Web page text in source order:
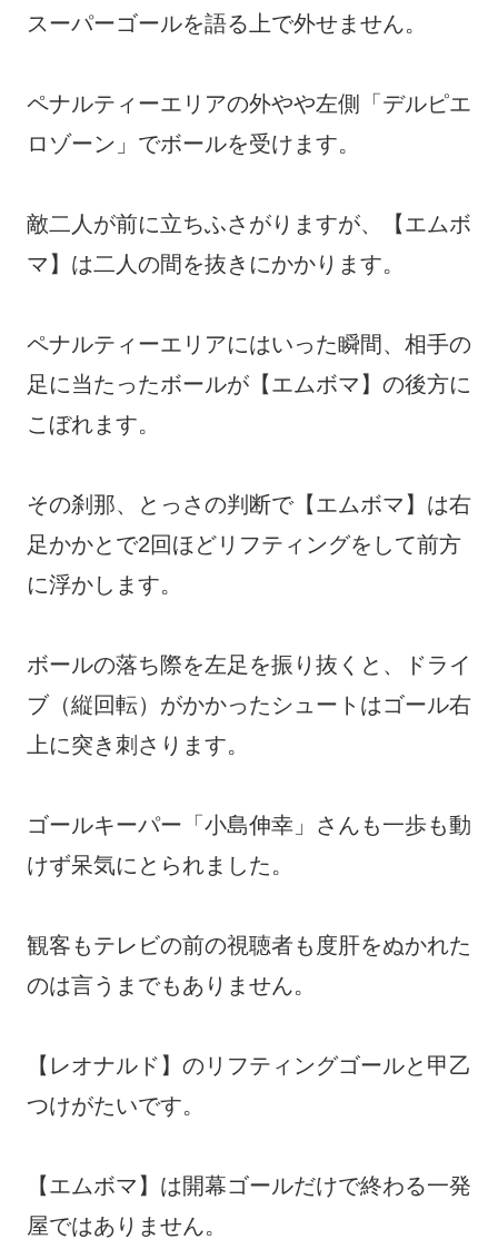
スーパーゴールを語る上で外せません。
ペナルティーエリアの外やや左側「デルピエ
ロゾーン」でボールを受けます。
敵二人が前に立ちふさがりますが、【エムボ
マ】は二人の間を抜きにかかります。
ペナルティーエリアにはいった瞬間、相手の
足に当たったボールが【エムボマ】の後方に
こぼれます。
その刹那、とっさの判断で【エムボマ】は右
足かかとで2回ほどリフティングをして前方
に浮かします。
ボールの落ち際を左足を振り抜くと、ドライ
ブ（縦回転）がかかったシュートはゴール右
上に突き刺さります。
ゴールキーパー「小島伸幸」さんも一歩も動
けず呆気にとられました。
観客もテレビの前の視聴者も度肝をぬかれた
のは言うまでもありません。
【レオナルド】のリフティングゴールと甲乙
つけがたいです。
【エムボマ】は開幕ゴールだけで終わる一発
屋ではありません。